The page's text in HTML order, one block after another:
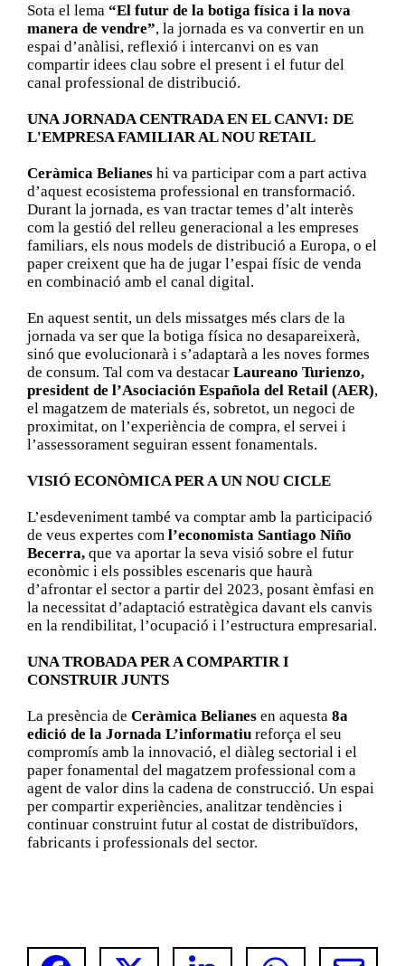
Sota el lema “El futur de la botiga física i la nova
manera de vendre”, la jornada es va convertir en un
espai d’anàlisi, reflexió i intercanvi on es van
compartir idees clau sobre el present i el futur del
canal professional de distribució.
UNA JORNADA CENTRADA EN EL CANVI: DE
L'EMPRESA FAMILIAR AL NOU RETAIL
Ceràmica Belianeshi va participar com a part activa
d’aquest ecosistema professional en transformació.
Durant la jornada, es van tractar temes d’alt interès
com la gestió del relleu generacional a les empreses
familiars, els nous models de distribució a Europa, o el
paper creixent que ha de jugar l’espai físic de venda
en combinació amb el canal digital.
En aquest sentit, un dels missatges més clars de la
jornada va ser que la botiga física no desapareixerà,
sinó que evolucionarà i s’adaptarà a les noves formes
de consum. Tal com va destacar Laureano Turienzo,
president de l’Asociación Española del Retail (AER),
el magatzem de materials és, sobretot, un negoci de
proximitat, on l’experiència de compra, el servei i
l’assessorament seguiran essent fonamentals.
VISIÓ ECONÒMICA PER A UN NOU CICLE
L’esdeveniment també va comptar amb la participació
de veus expertes coml’economista Santiago Niño
Becerra,que va aportar la seva visió sobre el futur
econòmic i els possibles escenaris que haurà
d’afrontar el sector a partir del 2023, posant èmfasi en
la necessitat d’adaptació estratègica davant els canvis
en la rendibilitat, l’ocupació i l’estructura empresarial.
UNA TROBADA PER A COMPARTIR I
CONSTRUIR JUNTS
La presència de Ceràmica Belianes en aquesta 8a
edició de la Jornada L’informatiu reforça el seu
compromís amb la innovació, el diàleg sectorial i el
paper fonamental del magatzem professional com a
agent de valor dins la cadena de construcció. Un espai
per compartir experiències, analitzar tendències i
continuar construint futur al costat de distribuïdors,
fabricants i professionals del sector.